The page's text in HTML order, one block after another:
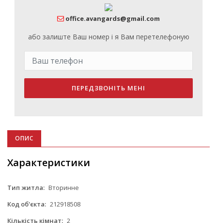
office.avangards@gmail.com
або залиште Ваш номер і я Вам перетелефоную
ПЕРЕДЗВОНІТЬ МЕНІ
ОПИС
Характеристики
Тип житла: Вторинне
Код об'єкта: 212918508
Кількість кімнат: 2